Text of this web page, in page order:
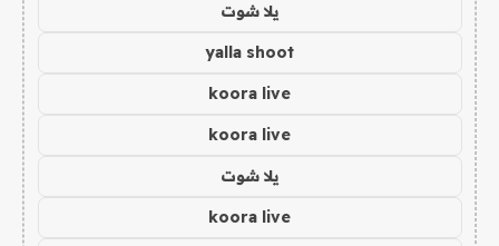
يلا شوت
yalla shoot
koora live
koora live
يلا شوت
koora live